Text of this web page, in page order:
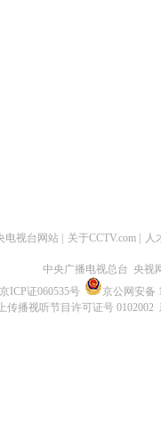
电视台网站 关于CCTV.com 人
中央广播电视总台 央视
京ICP证060535号
京公网安备
传播视听节目许可证号 0102002